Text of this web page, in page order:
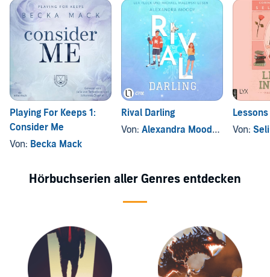
Playing For Keeps 1:
Consider Me
Von: Becka Mack
Rival Darling
Von: Alexandra Moody , und andere
Von:
Hörbuchserien aller Genres entdecken